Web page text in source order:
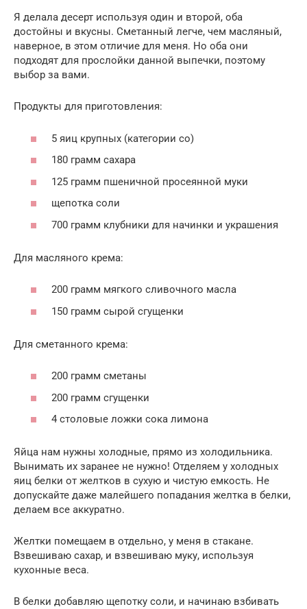
Я делала десерт используя один и второй, оба
достойны и вкусны. Сметанный легче, чем масляный,
наверное, в этом отличие для меня. Но оба они
подходят для прослойки данной выпечки, поэтому
выбор за вами.
Продукты для приготовления:
5 яиц крупных (категории со)
180 грамм сахара
125 грамм пшеничной просеянной муки
щепотка соли
700 грамм клубники для начинки и украшения
Для масляного крема:
200 грамм мягкого сливочного масла
150 грамм сырой сгущенки
Для сметанного крема:
200 грамм сметаны
200 грамм сгущенки
4 столовые ложки сока лимона
Яйца нам нужны холодные, прямо из холодильника.
Вынимать их заранее не нужно! Отделяем у холодных
яиц белки от желтков в сухую и чистую емкость. Не
допускайте даже малейшего попадания желтка в белки,
делаем все аккуратно.
Желтки помещаем в отдельно, у меня в стакане.
Взвешиваю сахар, и взвешиваю муку, используя
кухонные веса.
В белки добавляю щепотку соли, и начинаю взбивать